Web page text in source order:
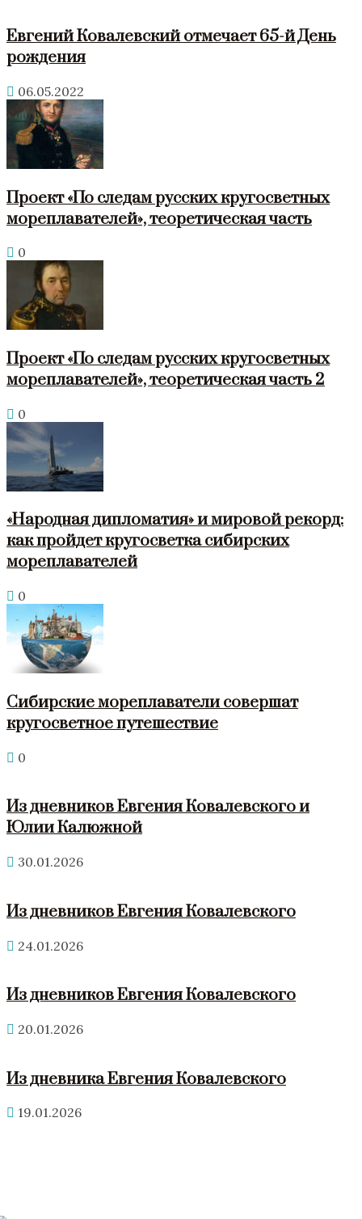
Евгений Ковалевский отмечает 65-й День
рождения
06.05.2022
Проект «По следам русских кругосветных
мореплавателей», теоретическая часть
0
Проект «По следам русских кругосветных
мореплавателей», теоретическая часть 2
0
«Народная дипломатия» и мировой рекорд:
как пройдет кругосветка сибирских
мореплавателей
0
Сибирские мореплаватели совершат
кругосветное путешествие
0
Из дневников Евгения Ковалевского и
Юлии Калюжной
30.01.2026
Из дневников Евгения Ковалевского
24.01.2026
Из дневников Евгения Ковалевского
20.01.2026
Из дневника Евгения Ковалевского
19.01.2026